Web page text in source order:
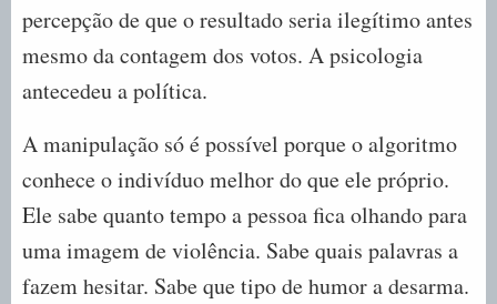
percepção de que o resultado seria ilegítimo antes
mesmo da contagem dos votos. A psicologia
antecedeu a política.
A manipulação só é possível porque o algoritmo
conhece o indivíduo melhor do que ele próprio.
Ele sabe quanto tempo a pessoa fica olhando para
uma imagem de violência. Sabe quais palavras a
fazem hesitar. Sabe que tipo de humor a desarma.